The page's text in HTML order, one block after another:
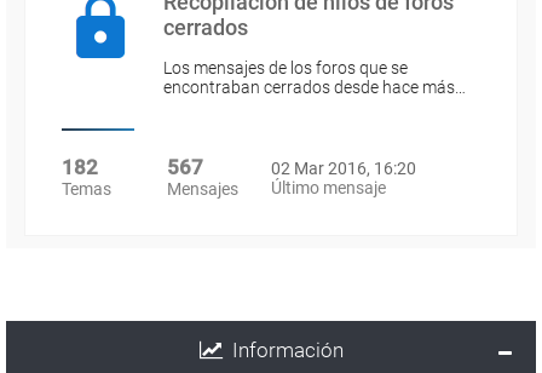
cerrados
Los mensajes de los foros que se
encontraban cerrados desde hace más…
182
Temas
567
Mensajes
02 Mar 2016, 16:20
Último mensaje
Información